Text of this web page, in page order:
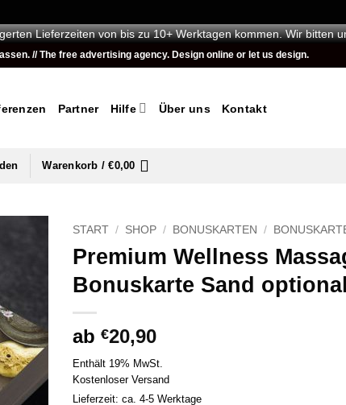
Lieferzeiten von bis zu 10+ Werktagen kommen. Wir bitten
// The free advertising agency. Design online or let us design.
Partner Hilfe Über uns Kontakt
Warenkorb /€0,00
START / SHOP / BONUSKARTEN /
Premium Wellness
Bonuskarte Sand
ab €20,90
Enthält 19% MwSt.
Kostenloser Versand
Lieferzeit: ca. 4-5 Werktage